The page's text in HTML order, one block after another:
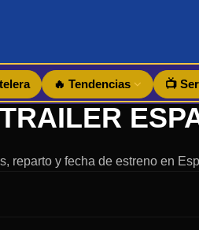
🔥 Tendencias 📺
reparto y fecha de estreno en